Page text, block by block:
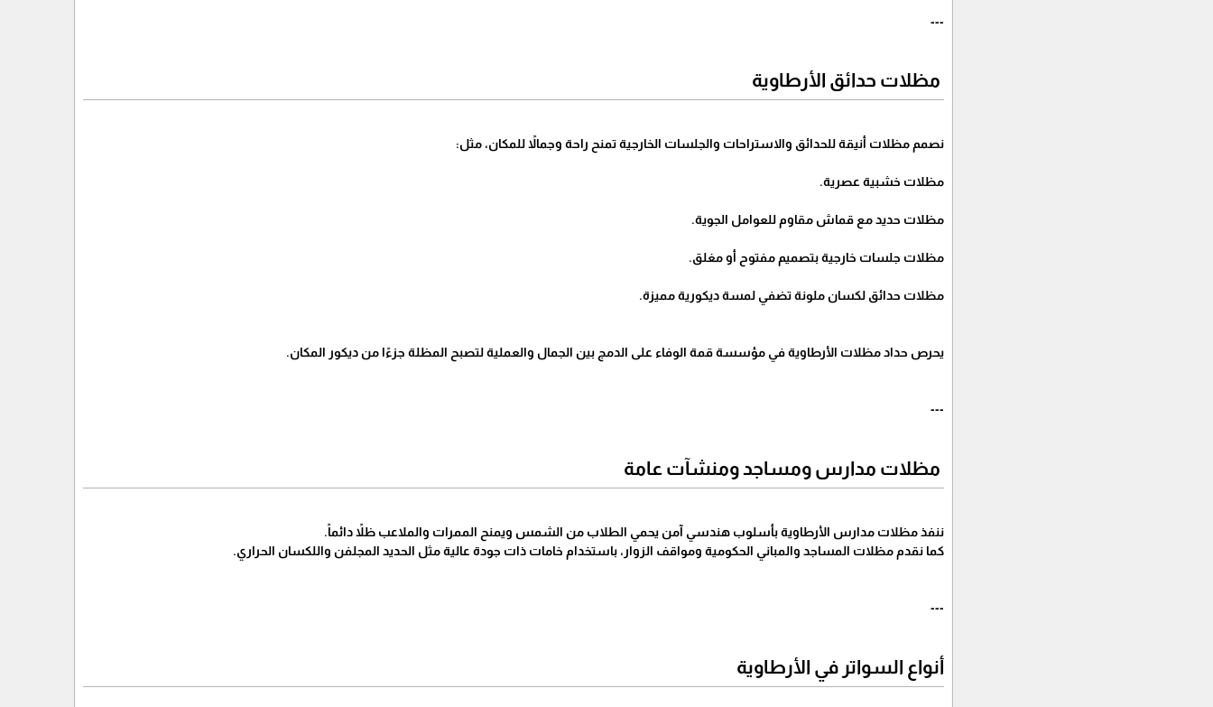
---
مظلات حدائق الأرطاوية
نصمم مظلات أنيقة للحدائق والاستراحات والجلسات الخارجية تمنح راحة وجمالاً للمكان، مثل:
مظلات خشبية عصرية.
مظلات حديد مع قماش مقاوم للعوامل الجوية.
مظلات جلسات خارجية بتصميم مفتوح أو مغلق.
مظلات حدائق لكسان ملونة تضفي لمسة ديكورية مميزة.
يحرص حداد مظلات الأرطاوية في مؤسسة قمة الوفاء على الدمج بين الجمال والعملية لتصبح المظلة جزءًا من ديكور المكان.
---
مظلات مدارس ومساجد ومنشآت عامة
ننفذ مظلات مدارس الأرطاوية بأسلوب هندسي آمن يحمي الطلاب من الشمس ويمنح الممرات والملاعب ظلاً دائماً.
كما نقدم مظلات المساجد والمباني الحكومية ومواقف الزوار، باستخدام خامات ذات جودة عالية مثل الحديد المجلفن واللكسان الحراري.
---
أنواع السواتر في الأرطاوية